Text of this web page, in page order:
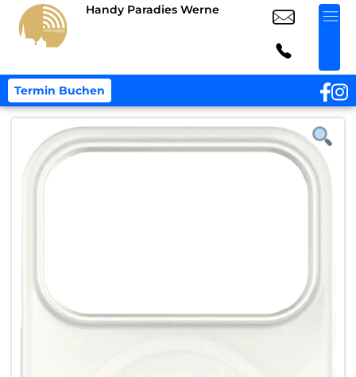
Handy Paradies Werne
Termin Buchen